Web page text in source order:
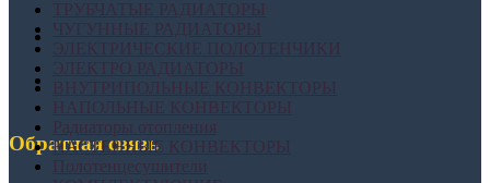
Обратная связь
НАСТЕННЫЕ КОНВЕКТОРЫ